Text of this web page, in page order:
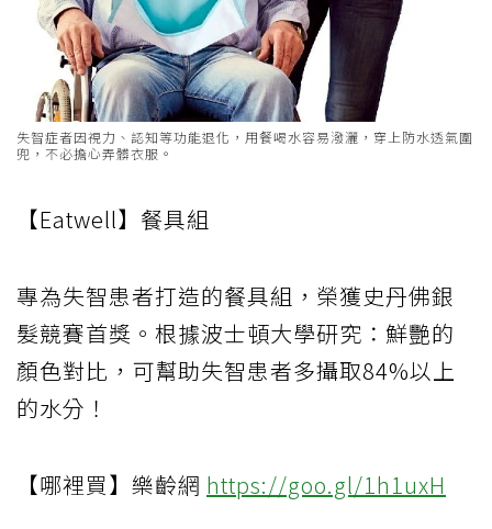
失智症者因視力、認知等功能退化，用餐喝水容易潑灑，穿上防水透氣圍
兜，不必擔心弄髒衣服。
【Eatwell】餐具組
專為失智患者打造的餐具組，榮獲史丹佛銀
髮競賽首獎。根據波士頓大學研究：鮮艷的
顏色對比，可幫助失智患者多攝取84%以上
的水分！
【哪裡買】樂齡網 https://goo.gl/1h1uxH